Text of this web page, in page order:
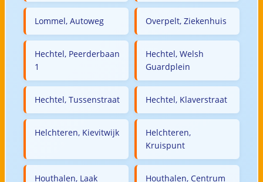
Lommel, Autoweg Overpelt, Ziekenhuis
Hechtel, Peerderbaan
1
Hechtel, Welsh
Guardplein
Hechtel, Tussenstraat Hechtel, Klaverstraat
Helchteren, Kievitwijk
Helchteren,
Kruispunt
Houthalen, Laak Houthalen, Centrum